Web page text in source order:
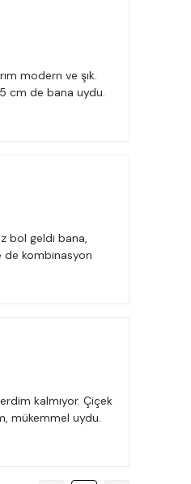
modern ve şık.
cm de bana uydu.
bol geldi bana,
de kombinasyon
kalmıyor. Çiçek
mükemmel uydu.